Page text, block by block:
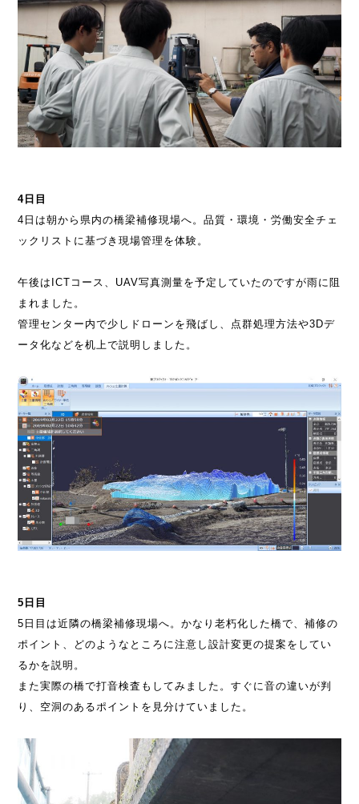
4日目
4日は朝から県内の橋梁補修現場へ。品質・環境・労働安全チェ
ックリストに基づき現場管理を体験。
午後はICTコース、UAV写真測量を予定していたのですが雨に阻
まれました。
管理センター内で少しドローンを飛ばし、点群処理方法や3Dデ
ータ化などを机上で説明しました。
5日目
5日目は近隣の橋梁補修現場へ。かなり老朽化した橋で、補修の
ポイント、どのようなところに注意し設計変更の提案をしてい
るかを説明。
また実際の橋で打音検査もしてみました。すぐに音の違いが判
り、空洞のあるポイントを見分けていました。